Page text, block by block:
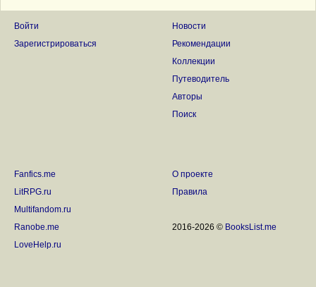
Войти
Зарегистрироваться
Новости
Рекомендации
Коллекции
Путеводитель
Авторы
Поиск
Fanfics.me
LitRPG.ru
Multifandom.ru
Ranobe.me
LoveHelp.ru
О проекте
Правила
2016-2026 © BooksList.me